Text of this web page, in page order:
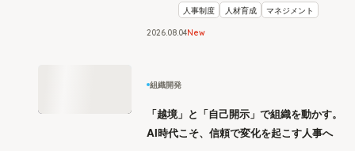
人事制度 人材育成 マネジメント
2026.08 04New
組織開発
「越境」と「自己開示」で組織を動かす。
AI時代こそ、信頼で変化を起こす人事へ